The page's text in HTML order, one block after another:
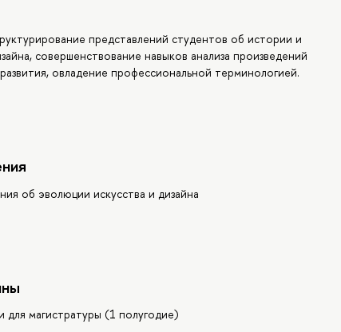
представлений студентов об истории и
совершенствование навыков анализа произведений
овладение профессиональной терминологией.
об эволюции искусства и дизайна
магистратуры (1 полугодие)